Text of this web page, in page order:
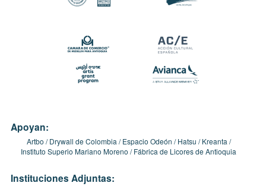
Apoyan:
Artbo Drywall de Colombia Espacio Odeón Hatsu
Kreanta
Instituto Superio Mariano Moreno
Fábrica de Licores de Antioquia
Instituciones Adjuntas: